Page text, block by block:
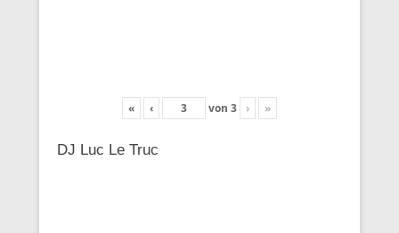
« ‹ von 3 › »
DJ Luc Le Truc